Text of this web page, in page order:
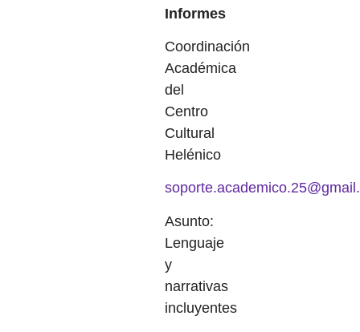
Informes
Coordinación
Académica
del
Centro
Cultural
Helénico
Asunto:
Lenguaje
y
narrativas
incluyentes